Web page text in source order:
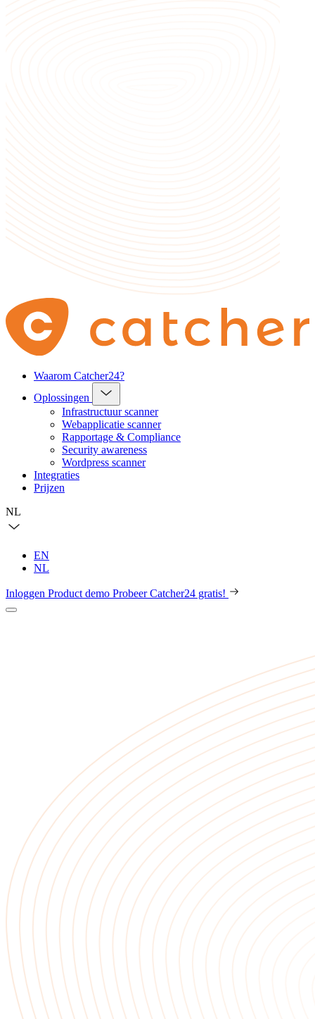
Waarom Catcher24?
Oplossingen
Infrastructuur scanner
Webapplicatie scanner
Rapportage & Compliance
Security awareness
Wordpress scanner
Integraties
Prijzen
NL
EN
NL
Inloggen Product demo Probeer Catcher24 gratis!